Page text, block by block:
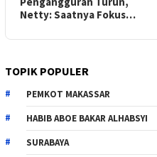
Netty: Saatnya Fokus…
TOPIK POPULER
PEMKOT MAKASSAR
HABIB ABOE BAKAR ALHABSYI
SURABAYA